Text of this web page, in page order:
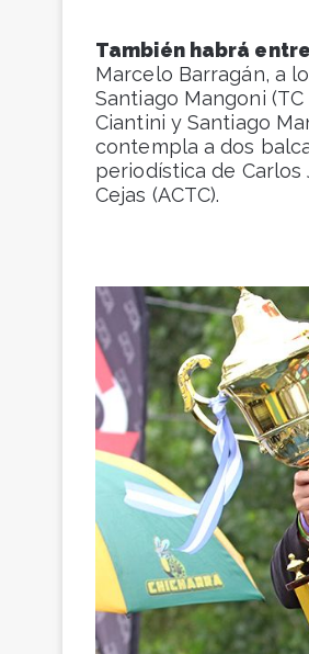
También habrá
Marcelo Barragán, a
Santiago Mangoni
Ciantini y Santiago
contempla a dos
periodística de
Cejas (ACTC).